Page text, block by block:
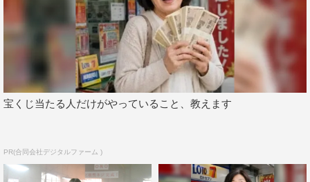
宝くじ当たる人だけがやっていること、教えます
PR(合同会社デジタルファーム )